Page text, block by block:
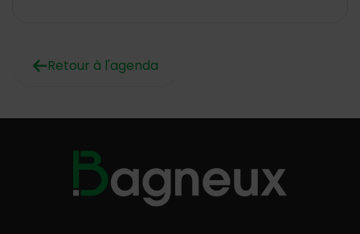
Retour à l'agenda